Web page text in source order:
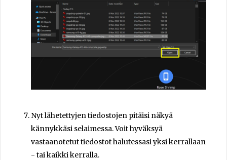
Nyt lähetettyjen tiedostojen pitäisi näkyä
kännykkäsi selaimessa. Voit hyväksyä
vastaanotetut tiedostot halutessasi yksi kerrallaan
- tai kaikki kerralla.